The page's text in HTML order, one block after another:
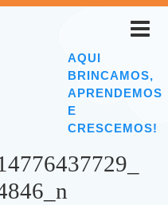
AQUI
BRINCAMOS,
APRENDEMOS
E
CRESCEMOS!